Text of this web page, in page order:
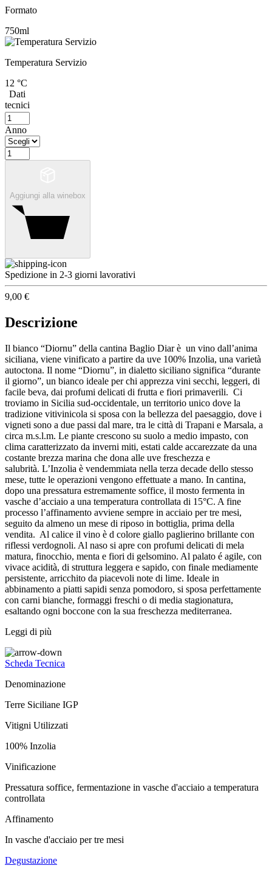
Formato
750ml
Temperatura Servizio
12 °C
Dati
tecnici
Anno
Aggiungi alla winebox
Spedizione in 2-3 giorni lavorativi
9,00 €
Descrizione
Il bianco “Diornu” della cantina Baglio Diar è un vino dall’anima
siciliana, viene vinificato a partire da uve 100% Inzolia, una varietà
autoctona. Il nome “Diornu”, in dialetto siciliano significa “durante
il giorno”, un bianco ideale per chi apprezza vini secchi, leggeri, di
facile beva, dai profumi delicati di frutta e fiori primaverili. Ci
troviamo in Sicilia sud-occidentale, un territorio unico dove la
tradizione vitivinicola si sposa con la bellezza del paesaggio, dove i
vigneti sono a due passi dal mare, tra le città di Trapani e Marsala, a
circa m.s.l.m. Le piante crescono su suolo a medio impasto, con
clima caratterizzato da inverni miti, estati calde accarezzate da una
costante brezza marina che dona alle uve freschezza e
salubrità. L’Inzolia è vendemmiata nella terza decade dello stesso
mese, tutte le operazioni vengono effettuate a mano. In cantina,
dopo una pressatura estremamente soffice, il mosto fermenta in
vasche d’acciaio a una temperatura controllata di 15°C. A fine
processo l’affinamento avviene sempre in acciaio per tre mesi,
seguito da almeno un mese di riposo in bottiglia, prima della
vendita. Al calice il vino è d colore giallo paglierino brillante con
riflessi verdognoli. Al naso si apre con profumi delicati di mela
matura, finocchio, menta e fiori di gelsomino. Al palato é agile, con
vivace acidità, di struttura leggera e sapido, con finale mediamente
persistente, arricchito da piacevoli note di lime. Ideale in
abbinamento a piatti sapidi senza pomodoro, si sposa perfettamente
con carni bianche, formaggi freschi o di media stagionatura,
esaltando ogni boccone con la sua freschezza mediterranea.
Leggi di più
Scheda Tecnica
Denominazione
Terre Siciliane IGP
Vitigni Utilizzati
100% Inzolia
Vinificazione
Pressatura soffice, fermentazione in vasche d'acciaio a temperatura
controllata
Affinamento
In vasche d'acciaio per tre mesi
Degustazione